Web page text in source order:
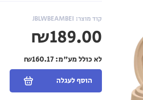
קוד מוצר: JBLWBEAMBEI
₪189.00
לא כולל מע"מ:
הוסף לעגלה